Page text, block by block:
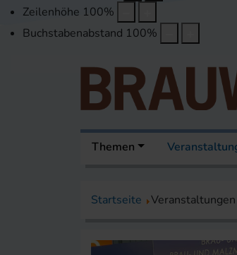
Zeilenhöhe 100%
Buchstabenabstand 100%
Themen
Startseite Veranstaltungen